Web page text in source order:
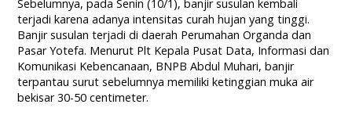
Sebelumnya, pada Senin (10/1), banjir susulan kembali
terjadi karena adanya intensitas curah hujan yang tinggi.
Banjir susulan terjadi di daerah Perumahan Organda dan
Pasar Yotefa. Menurut Plt Kepala Pusat Data, Informasi dan
Komunikasi Kebencanaan, BNPB Abdul Muhari, banjir
terpantau surut sebelumnya memiliki ketinggian muka air
bekisar 30-50 centimeter.